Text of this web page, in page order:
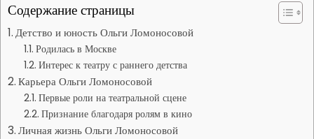
Содержание страницы
Детство и юность Ольги Ломоносовой
Родилась в Москве
Интерес к театру с раннего детства
Карьера Ольги Ломоносовой
Первые роли на театральной сцене
Признание благодаря ролям в кино
Личная жизнь Ольги Ломоносовой